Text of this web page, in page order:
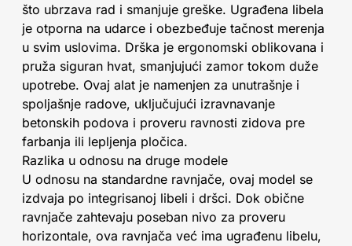
što ubrzava rad i smanjuje greške. Ugrađena libela
je otporna na udarce i obezbeđuje tačnost merenja
u svim uslovima. Drška je ergonomski oblikovana i
pruža siguran hvat, smanjujući zamor tokom duže
upotrebe. Ovaj alat je namenjen za unutrašnje i
spoljašnje radove, uključujući izravnavanje
betonskih podova i proveru ravnosti zidova pre
farbanja ili lepljenja pločica.
Razlika u odnosu na druge modele
U odnosu na standardne ravnjače, ovaj model se
izdvaja po integrisanoj libeli i dršci. Dok obične
ravnjače zahtevaju poseban nivo za proveru
horizontale, ova ravnjača već ima ugrađenu libelu,